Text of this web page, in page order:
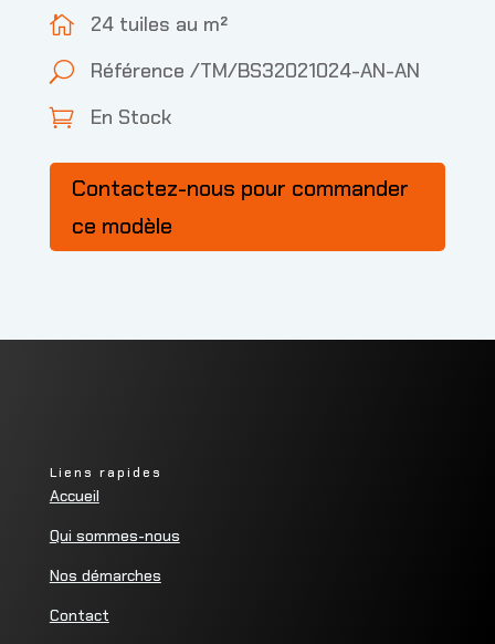
 24 tuiles au m²
U Référence /TM/BS32021024-AN-AN
 En Stock
Contactez-nous pour commander
ce modèle
Liens rapides
Accueil
Qui sommes-nous
Nos démarches
Contact